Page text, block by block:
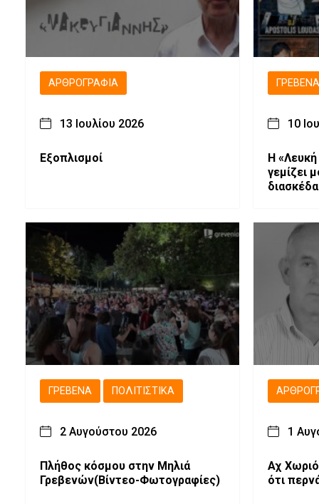
ΑΡΘΡΟΓΡΑΦΊΑ
13 Ιουλίου 2026
Εξοπλισμοί
10
Η
γεμίζει
ΓΡΕΒΕΝΆ ΠΟΛΙΤΙΣΤΙΚΆ
2 Αυγούστου 2026
Πλήθος κόσμου στην Μηλιά
Γρεβενών(Βίντεο-Φωτογραφίες)
1
Αχ
ότι